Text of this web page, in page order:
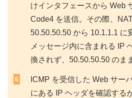
けインタフェースから Web
Code4 を送信。その際、
50.50.50.50 から 10.1.1.1 に
メッセージ内に含まれる IP
換されず、50.50.50.50 のま
ICMP を受信した Web サー
にある IP ヘッダを確認する